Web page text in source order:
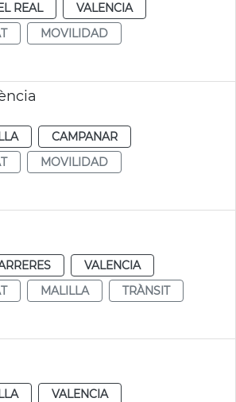
REAL
VALENCIA
MOVILIDAD
CAMPANAR
MOVILIDAD
VALENCIA
MALILLA
TRÀNSIT
VALENCIA